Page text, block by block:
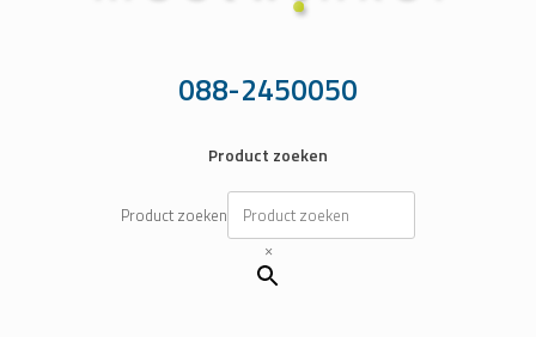
088-2450050
Product zoeken
Product zoeken
×